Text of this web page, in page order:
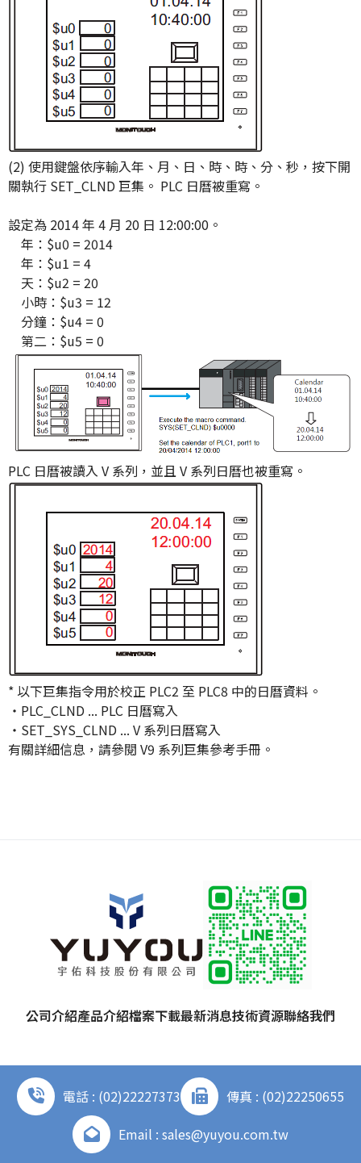
(2) 使用鍵盤依序輸入年、月、日、時、時、分、秒，按下開
關執行 SET_CLND 巨集。 PLC 日曆被重寫。
設定為 2014 年 4 月 20 日 12:00:00。
年：$u0 = 2014
年：$u1 = 4
天：$u2 = 20
小時：$u3 = 12
分鐘：$u4 = 0
第二：$u5 = 0
PLC 日曆被讀入 V 系列，並且 V 系列日曆也被重寫。
* 以下巨集指令用於校正 PLC2 至 PLC8 中的日曆資料。
・PLC_CLND ... PLC 日曆寫入
・SET_SYS_CLND ... V 系列日曆寫入
有關詳細信息，請參閱 V9 系列巨集參考手冊。
公司介紹產品介紹檔案下載最新消息技術資源聯絡我們
電話 : (02)22227373
傳真 : (02)22250655
Email : sales@yuyou.com.tw